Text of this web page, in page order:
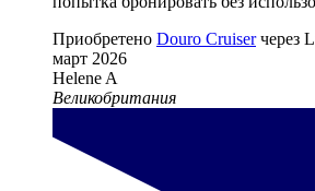
Приобретено Douro Cruiserчерез
март 2026
Helene A
Великобритания